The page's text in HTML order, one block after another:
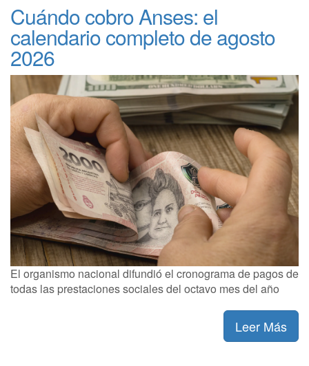
Cuándo cobro Anses: el
calendario completo de agosto
2026
El organismo nacional difundió el cronograma de pagos de
todas las prestaciones sociales del octavo mes del año
Leer Más